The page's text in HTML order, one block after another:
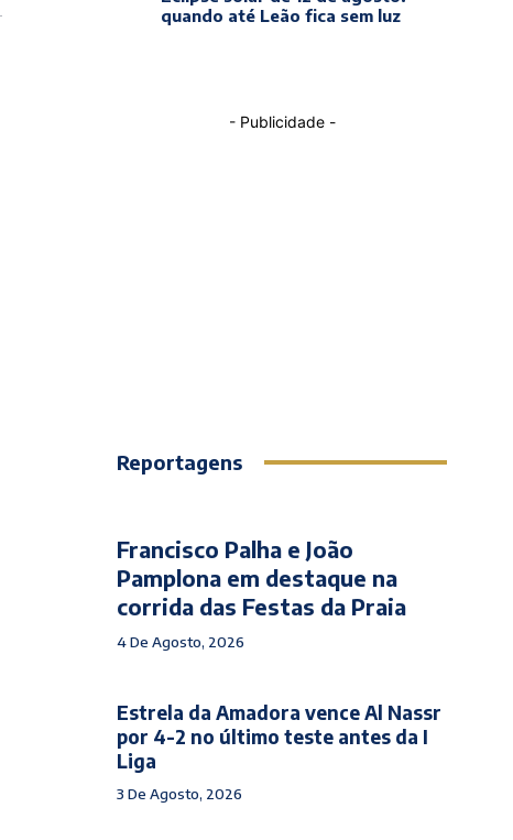
quando até Leão fica sem luz
- Publicidade -
Reportagens
Francisco Palha e João
Pamplona em destaque na
corrida das Festas da Praia
4 De Agosto, 2026
Estrela da Amadora vence Al Nassr
por 4-2 no último teste antes da I
Liga
3 De Agosto, 2026